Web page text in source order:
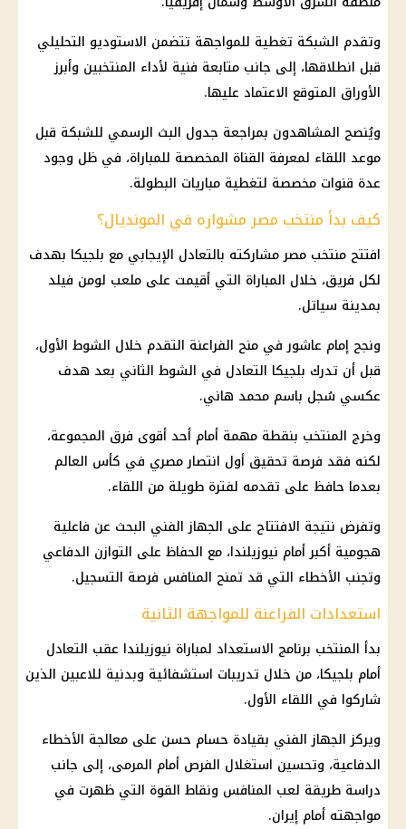
وتقدم الشبكة تغطية للمواجهة تتضمن الاستوديو التحليلي
قبل انطلاقها، إلى جانب متابعة فنية لأداء المنتخبين وأبرز
الأوراق المتوقع الاعتماد عليها.
ويُنصح المشاهدون بمراجعة جدول البث الرسمي للشبكة قبل
موعد اللقاء لمعرفة القناة المخصصة للمباراة، في ظل وجود
عدة قنوات مخصصة لتغطية مباريات البطولة.
كيف بدأ منتخب مصر مشواره في المونديال؟
افتتح منتخب مصر مشاركته بالتعادل الإيجابي مع بلجيكا بهدف
لكل فريق، خلال المباراة التي أقيمت على ملعب لومن فيلد
بمدينة سياتل.
ونجح إمام عاشور في منح الفراعنة التقدم خلال الشوط الأول،
قبل أن تدرك بلجيكا التعادل في الشوط الثاني بعد هدف
عكسي سُجل باسم محمد هاني.
وخرج المنتخب بنقطة مهمة أمام أحد أقوى فرق المجموعة،
لكنه فقد فرصة تحقيق أول انتصار مصري في كأس العالم
بعدما حافظ على تقدمه لفترة طويلة من اللقاء.
وتفرض نتيجة الافتتاح على الجهاز الفني البحث عن فاعلية
هجومية أكبر أمام نيوزيلندا، مع الحفاظ على التوازن الدفاعي
وتجنب الأخطاء التي قد تمنح المنافس فرصة التسجيل.
استعدادات الفراعنة للمواجهة الثانية
بدأ المنتخب برنامج الاستعداد لمباراة نيوزيلندا عقب التعادل
أمام بلجيكا، من خلال تدريبات استشفائية وبدنية للاعبين الذين
شاركوا في اللقاء الأول.
ويركز الجهاز الفني بقيادة حسام حسن على معالجة الأخطاء
الدفاعية، وتحسين استغلال الفرص أمام المرمى، إلى جانب
دراسة طريقة لعب المنافس ونقاط القوة التي ظهرت في
مواجهته أمام إيران.